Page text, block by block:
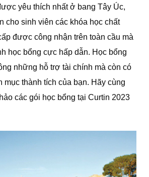
yêu thích nhất ở bang Tây Úc,
cho sinh viên các khóa học chất
được công nhận trên toàn cầu mà
học bổng cực hấp dẫn. Học bổng
những hỗ trợ tài chính mà còn có
mục thành tích của bạn. Hãy cùng
các gói học bổng tại Curtin 2023